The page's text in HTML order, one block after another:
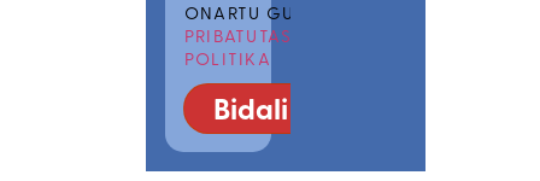
ONARTU GURE
PRIBATUTASUN
POLITIKA
Bidali